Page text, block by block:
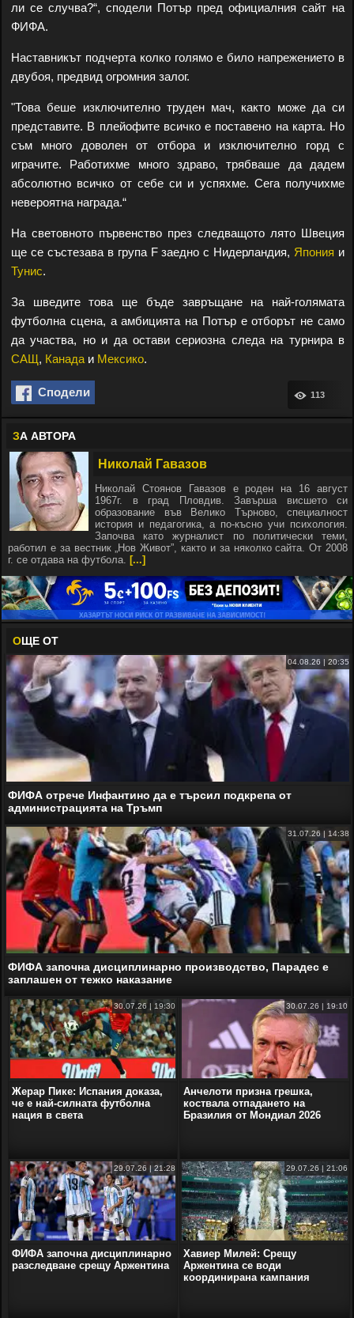
ли се случва?“, сподели Потър пред официалния сайт на
ФИФА.
Наставникът подчерта колко голямо е било напрежението в
двубоя, предвид огромния залог.
"Това беше изключително труден мач, както може да си
представите. В плейофите всичко е поставено на карта. Но
съм много доволен от отбора и изключително горд с
играчите. Работихме много здраво, трябваше да дадем
абсолютно всичко от себе си и успяхме. Сега получихме
невероятна награда.“
На световното първенство през следващото лято Швеция
ще се състезава в група F заедно с Нидерландия, Япония и
Тунис.
За шведите това ще бъде завръщане на най-голямата
футболна сцена, а амбицията на Потър е отборът не само
да участва, но и да остави сериозна следа на турнира в
САЩ, Канада и Мексико.
Сподели 113
ЗА АВТОРА
Николай Гавазов
Николай Стоянов Гавазов е роден на 16 август
1967г. в град Пловдив. Завърша висшето си
образование във Велико Търново, специалност
история и педагогика, а по-късно учи психология.
Започва като журналист по политически теми,
работил е за вестник „Нов Живот”, както и за няколко сайта. От 2008
г. се отдава на футбола. [...]
ОЩЕ ОТ
04.08.26 | 20:35
ФИФА отрече Инфантино да е търсил подкрепа от
администрацията на Тръмп
31.07.26 | 14:38
ФИФА започна дисциплинарно производство, Парадес е
заплашен от тежко наказание
30.07.26 | 19:30
Жерар Пике: Испания доказа,
че е най-силната футболна
нация в света
30.07.26 | 19:10
Анчелоти призна грешка,
коствала отпадането на
Бразилия от Мондиал 2026
29.07.26 | 21:28
ФИФА започна дисциплинарно
разследване срещу Аржентина
29.07.26 | 21:06
Хавиер Милей: Срещу
Аржентина се води
координирана кампания